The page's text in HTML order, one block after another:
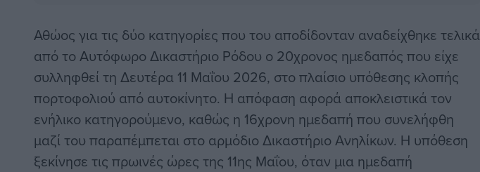
Αθώος για τις δύο κατηγορίες που του αποδίδονταν αναδείχθηκε τελικά
από το Αυτόφωρο Δικαστήριο Ρόδου ο 20χρονος ημεδαπός που είχε
συλληφθεί τη Δευτέρα 11 Μαΐου 2026, στο πλαίσιο υπόθεσης κλοπής
πορτοφολιού από αυτοκίνητο. Η απόφαση αφορά αποκλειστικά τον
ενήλικο κατηγορούμενο, καθώς η 16χρονη ημεδαπή που συνελήφθη
μαζί του παραπέμπεται στο αρμόδιο Δικαστήριο Ανηλίκων. Η υπόθεση
ξεκίνησε τις πρωινές ώρες της 11ης Μαΐου, όταν μια ημεδαπή